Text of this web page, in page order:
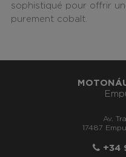
sophistiqué pour offrir
purement cobalt.
Av.
17487
+34